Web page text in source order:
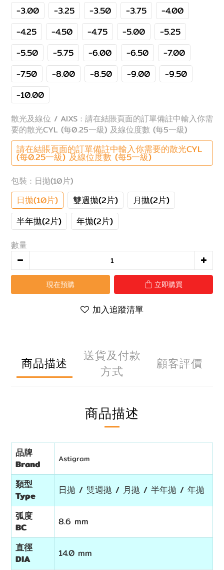
-3.00
-3.25 -3.50 -3.75
-4.00
-4.25
-4.50 -4.75 -5.00
-5.25
-5.50
-5.75 -6.00 -6.50
-7.00
-7.50
-8.00 -8.50 -9.00
-9.50
-10.00
散光及線位 / AIXS : 請在結賬頁面的訂單備註中輸入你需
要的散光CYL (每0.25一級) 及線位度數 (每5一級)
請在結賬頁面的訂單備註中輸入你需要的散光CYL
(每0.25一級) 及線位度數 (每5一級)
包裝 : 日拋(10片)
日拋(10片) 雙週拋(2片)
月拋(2片)
半年拋(2片)
年拋(2片)
數量
現在預購 立即購買
加入追蹤清單
商品描述
送貨及付款
方式
顧客評價
商品描述
品牌
Brand
Astigram
類型
Type
日拋 / 雙週拋 / 月拋 / 半年拋 / 年拋
弧度
BC
8.6 mm
直徑
DIA
14.0 mm